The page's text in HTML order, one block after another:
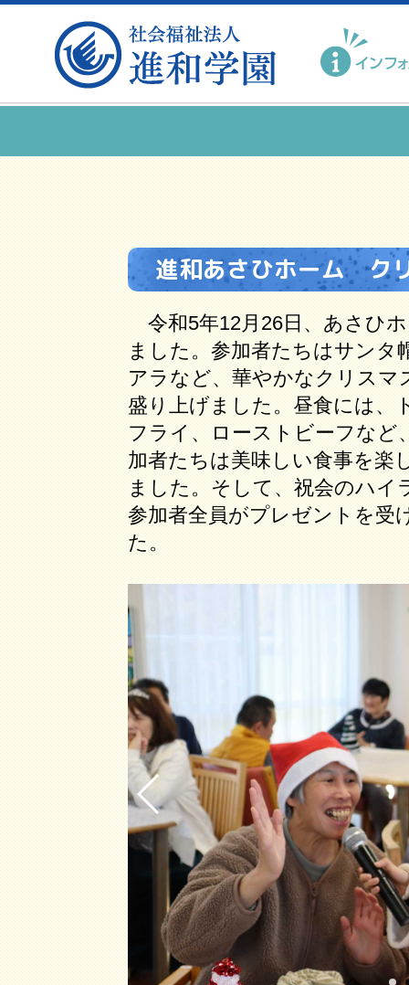
進和あさひホーム ク
令和5年12月26日、あさひ
ました。参加者たちはサン
アラなど、華やかなクリスマ
盛り上げました。昼食には、
フライ、ローストビーフなど
加者たちは美味しい食事を楽
ました。そして、祝会のハ
参加者全員がプレゼントを受
た。